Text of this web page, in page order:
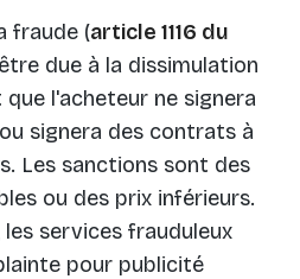
fraude (article 1116 du
due à la dissimulation
l'acheteur ne signera
signera des contrats à
Les sanctions sont des
ou des prix inférieurs.
les services frauduleux
pour publicité